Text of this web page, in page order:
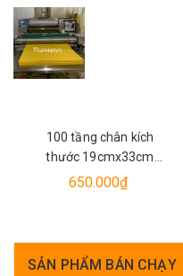
100 tầng chân kích
thước 19cmx33cm
ong nội miền bắc sáp
650.000₫
SẢN PHẨM BÁN CHẠY